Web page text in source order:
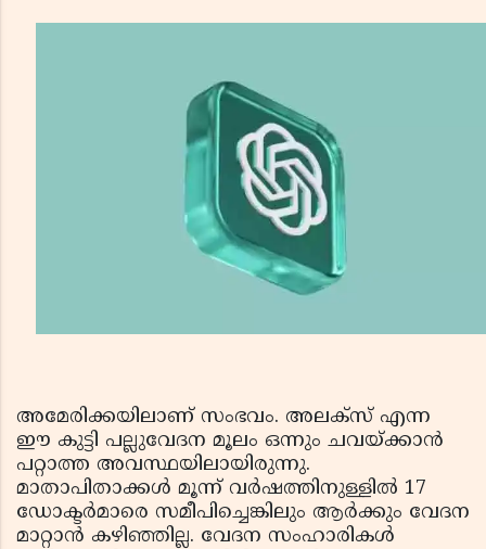
അമേരിക്കയിലാണ് സംഭവം. അലക്‌സ് എന്ന
ഈ കുട്ടി പല്ലുവേദന മൂലം ഒന്നും ചവയ്ക്കാൻ
പറ്റാത്ത അവസ്ഥയിലായിരുന്നു.
മാതാപിതാക്കൾ മൂന്ന് വർഷത്തിനുള്ളിൽ 17
ഡോക്ടർമാരെ സമീപിച്ചെങ്കിലും ആർക്കും വേദന
മാറ്റാൻ കഴിഞ്ഞില്ല. വേദന സംഹാരികൾ